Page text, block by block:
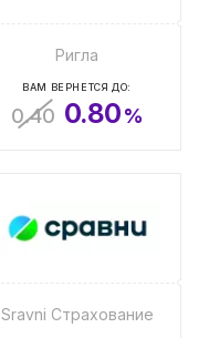
Ригла
ВАМ ВЕРНЕТСЯ ДО:
0.40 0.80%
Sravni Страхование